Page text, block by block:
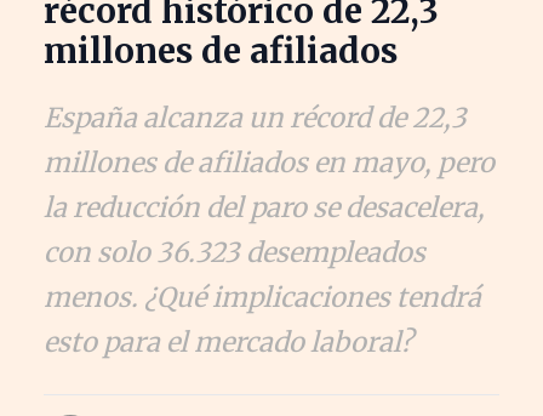
récord histórico de 22,3
millones de afiliados
España alcanza un récord de 22,3
millones de afiliados en mayo, pero
la reducción del paro se desacelera,
con solo 36.323 desempleados
menos. ¿Qué implicaciones tendrá
esto para el mercado laboral?